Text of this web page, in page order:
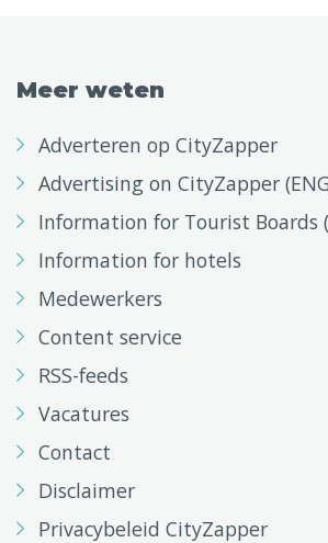
Meer weten
Adverteren op CityZapper
Advertising on CityZapper
Information for Tourist Boards
Information for hotels
Medewerkers
Content service
RSS-feeds
Vacatures
Contact
Disclaimer
Privacybeleid CityZapper